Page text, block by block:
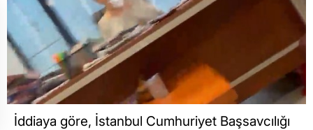
İddiaya göre, İstanbul Cumhuriyet Başsavcılığı